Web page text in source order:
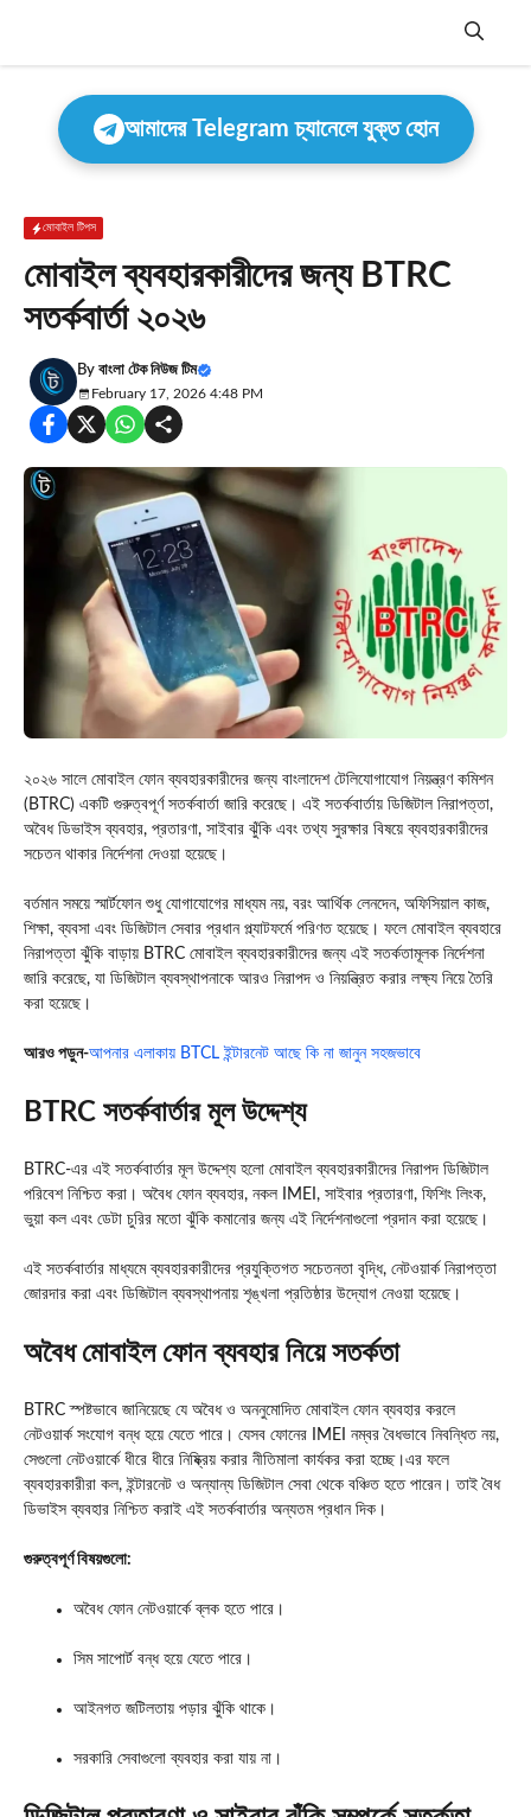
Menu
আমাদের Telegram চ্যানেলে যুক্ত হোন
মোবাইল টিপস
মোবাইল ব্যবহারকারীদের জন্য BTRC
সতর্কবার্তা ২০২৬
By বাংলা টেক নিউজ টিম
February 17, 2026 4:48 PM
২০২৬ সালে মোবাইল ফোন ব্যবহারকারীদের জন্য বাংলাদেশ টেলিযোগাযোগ নিয়ন্ত্রণ কমিশন
(BTRC) একটি গুরুত্বপূর্ণ সতর্কবার্তা জারি করেছে। এই সতর্কবার্তায় ডিজিটাল নিরাপত্তা,
অবৈধ ডিভাইস ব্যবহার, প্রতারণা, সাইবার ঝুঁকি এবং তথ্য সুরক্ষার বিষয়ে ব্যবহারকারীদের
সচেতন থাকার নির্দেশনা দেওয়া হয়েছে।
বর্তমান সময়ে স্মার্টফোন শুধু যোগাযোগের মাধ্যম নয়, বরং আর্থিক লেনদেন, অফিসিয়াল কাজ,
শিক্ষা, ব্যবসা এবং ডিজিটাল সেবার প্রধান প্ল্যাটফর্মে পরিণত হয়েছে। ফলে মোবাইল ব্যবহারে
নিরাপত্তা ঝুঁকি বাড়ায় BTRC মোবাইল ব্যবহারকারীদের জন্য এই সতর্কতামূলক নির্দেশনা
জারি করেছে, যা ডিজিটাল ব্যবস্থাপনাকে আরও নিরাপদ ও নিয়ন্ত্রিত করার লক্ষ্য নিয়ে তৈরি
করা হয়েছে।
আরও পড়ুন-আপনার এলাকায় BTCL ইন্টারনেট আছে কি না জানুন সহজভাবে
BTRC সতর্কবার্তার মূল উদ্দেশ্য
BTRC-এর এই সতর্কবার্তার মূল উদ্দেশ্য হলো মোবাইল ব্যবহারকারীদের নিরাপদ ডিজিটাল
পরিবেশ নিশ্চিত করা। অবৈধ ফোন ব্যবহার, নকল IMEI, সাইবার প্রতারণা, ফিশিং লিংক,
ভুয়া কল এবং ডেটা চুরির মতো ঝুঁকি কমানোর জন্য এই নির্দেশনাগুলো প্রদান করা হয়েছে।
এই সতর্কবার্তার মাধ্যমে ব্যবহারকারীদের প্রযুক্তিগত সচেতনতা বৃদ্ধি, নেটওয়ার্ক নিরাপত্তা
জোরদার করা এবং ডিজিটাল ব্যবস্থাপনায় শৃঙ্খলা প্রতিষ্ঠার উদ্যোগ নেওয়া হয়েছে।
অবৈধ মোবাইল ফোন ব্যবহার নিয়ে সতর্কতা
BTRC স্পষ্টভাবে জানিয়েছে যে অবৈধ ও অননুমোদিত মোবাইল ফোন ব্যবহার করলে
নেটওয়ার্ক সংযোগ বন্ধ হয়ে যেতে পারে। যেসব ফোনের IMEI নম্বর বৈধভাবে নিবন্ধিত নয়,
সেগুলো নেটওয়ার্কে ধীরে ধীরে নিষ্ক্রিয় করার নীতিমালা কার্যকর করা হচ্ছে।এর ফলে
ব্যবহারকারীরা কল, ইন্টারনেট ও অন্যান্য ডিজিটাল সেবা থেকে বঞ্চিত হতে পারেন। তাই বৈধ
ডিভাইস ব্যবহার নিশ্চিত করাই এই সতর্কবার্তার অন্যতম প্রধান দিক।
গুরুত্বপূর্ণ বিষয়গুলো:
অবৈধ ফোন নেটওয়ার্কে ব্লক হতে পারে।
সিম সাপোর্ট বন্ধ হয়ে যেতে পারে।
আইনগত জটিলতায় পড়ার ঝুঁকি থাকে।
সরকারি সেবাগুলো ব্যবহার করা যায় না।